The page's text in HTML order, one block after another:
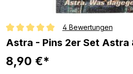
Durchschnittliche Bewertung von 5
4 Bewertungen
Astra - Pins 2er Set Astra
8,90 €*